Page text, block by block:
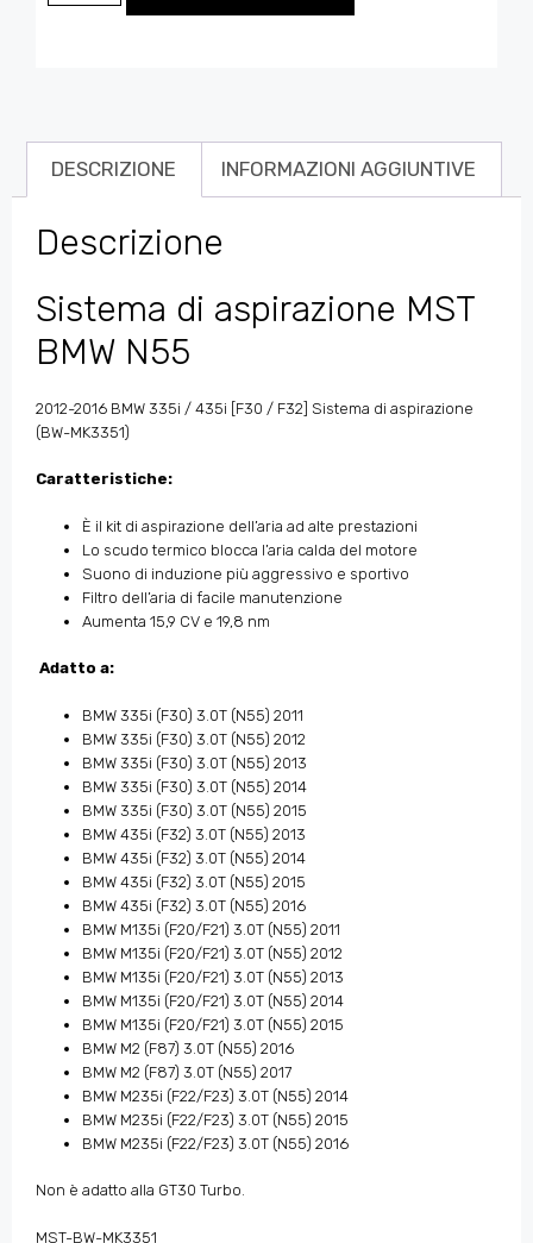
DESCRIZIONE INFORMAZIONI AGGIUNTIVE
Descrizione
Sistema di aspirazione MST
BMW N55
2012-2016 BMW 335i / 435i [F30 / F32] Sistema di aspirazione
(BW-MK3351)
Caratteristiche:
È il kit di aspirazione dell’aria ad alte prestazioni
Lo scudo termico blocca l’aria calda del motore
Suono di induzione più aggressivo e sportivo
Filtro dell’aria di facile manutenzione
Aumenta 15,9 CV e 19,8 nm
Adatto a:
BMW 335i (F30) 3.0T (N55) 2011
BMW 335i (F30) 3.0T (N55) 2012
BMW 335i (F30) 3.0T (N55) 2013
BMW 335i (F30) 3.0T (N55) 2014
BMW 335i (F30) 3.0T (N55) 2015
BMW 435i (F32) 3.0T (N55) 2013
BMW 435i (F32) 3.0T (N55) 2014
BMW 435i (F32) 3.0T (N55) 2015
BMW 435i (F32) 3.0T (N55) 2016
BMW M135i (F20/F21) 3.0T (N55) 2011
BMW M135i (F20/F21) 3.0T (N55) 2012
BMW M135i (F20/F21) 3.0T (N55) 2013
BMW M135i (F20/F21) 3.0T (N55) 2014
BMW M135i (F20/F21) 3.0T (N55) 2015
BMW M2 (F87) 3.0T (N55) 2016
BMW M2 (F87) 3.0T (N55) 2017
BMW M235i (F22/F23) 3.0T (N55) 2014
BMW M235i (F22/F23) 3.0T (N55) 2015
BMW M235i (F22/F23) 3.0T (N55) 2016
Non è adatto alla GT30 Turbo.
MST-BW-MK3351